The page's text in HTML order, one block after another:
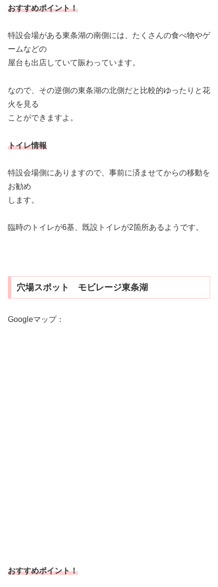
おすすめポイント！
特設会場がある東条湖の南側には、たくさんの食べ物やゲ
ームなどの
屋台も出店していて賑わっています。
なので、その逆側の東条湖の北側だと比較的ゆったりと花
火を見る
ことができますよ。
トイレ情報
特設会場側にありますので、事前に済ませてからの移動を
お勧め
します。
臨時のトイレが6基、既設トイレが2箇所あるようです。
穴場スポット モビレージ東条湖
Googleマップ：
おすすめポイント！